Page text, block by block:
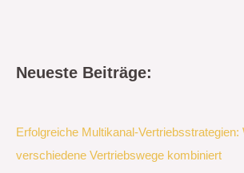
Neueste Beiträge:
Erfolgreiche Multikanal-Vertriebsstrategien:
verschiedene Vertriebswege kombiniert